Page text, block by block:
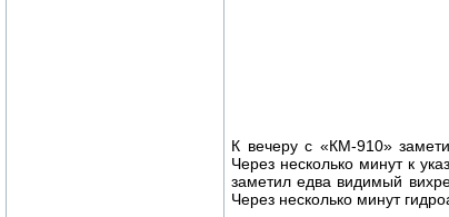
К вечеру с «КМ-910»
Через несколько минут к
заметил едва видимый
Через несколько минут